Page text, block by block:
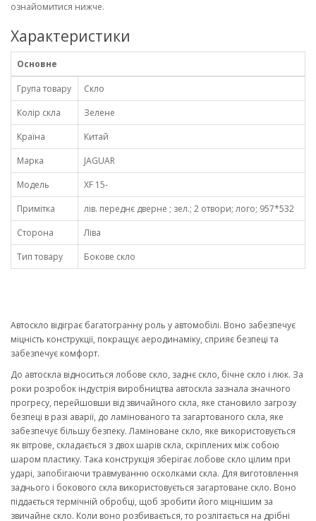
ознайомитися нижче.
Характеристики
Основне
Група товару
Скло
Колір скла
Зелене
Країна
Китай
Марка
JAGUAR
Модель
XF 15-
Примітка
лів. переднє дверне ; зел.; 2 отвори; лого; 957*532
Сторона
Ліва
Тип товару
Бокове скло
Автоскло відіграє багатогранну роль у автомобілі. Воно забезпечує
міцність конструкції, покращує аеродинаміку, сприяє безпеці та
забезпечує комфорт.
До автоскла відноситься лобове скло, заднє скло, бічне скло і люк. За
роки розробок індустрія виробництва автоскла зазнала значного
прогресу, перейшовши від звичайного скла, яке становило загрозу
безпеці в разі аварії, до ламінованого та загартованого скла, яке
забезпечує більшу безпеку. Ламіноване скло, яке використовується
як вітрове, складається з двох шарів скла, скріплених між собою
шаром пластику. Така конструкція зберігає лобове скло цілим при
ударі, запобігаючи травмуванню осколками скла. Для виготовлення
заднього і бокового скла використовується загартоване скло. Воно
піддається термічній обробці, щоб зробити його міцнішим за
звичайне скло. Коли воно розбивається, то розлітається на дрібні